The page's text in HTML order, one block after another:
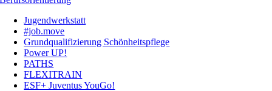
Jugendwerkstatt
#job.move
Grundqualifizierung Schönheitspflege
Power UP!
PATHS
FLEXITRAIN
ESF+ Juventus YouGo!